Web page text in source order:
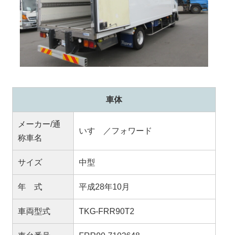
車体
メーカー/通
称車名
いすゞ／フォワード
サイズ 中型
年 式 平成28年10月
車両型式 TKG-FRR90T2